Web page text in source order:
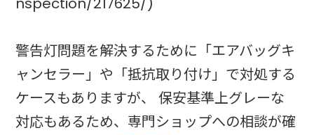
警告灯問題を解決するために「エアバッグキ
ャンセラー」や「抵抗取り付け」で対処する
ケースもありますが、 保安基準上グレーな
対応もあるため、専門ショップへの相談が確